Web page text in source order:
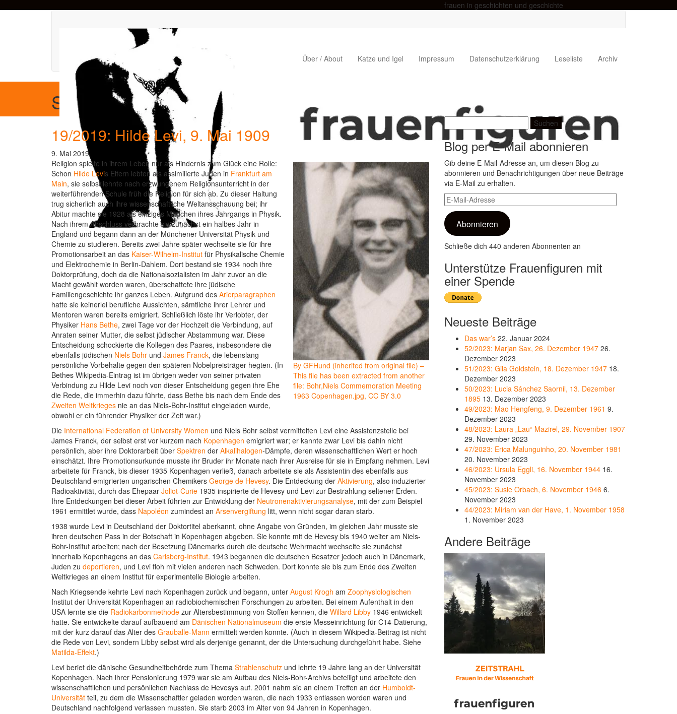
frauen in geschichten und geschichte
Über / About Katze und Igel Impressum Datenschutzerklärung Leseliste Archiv
Schlagwort:humboldt-universität
19/2019: Hilde Levi, 9. Mai 1909
9. Mai 2019
By GFHund (inherited from original file) –
This file has been extracted from another
file: Bohr,Niels Commemoration Meeting
1963 Copenhagen.jpg, CC BY 3.0
Religion spielte in ihrem Leben nur als Hindernis zum Glück eine Rolle:
Schon Hilde Levis Eltern lebten als assimilierte Juden in Frankfurt am
Main, sie selbst lehnte nach erzwungenem Religionsunterricht in der
weiterführenden Schule früh die Religion für sich ab. Zu dieser Haltung
trug sicherlich auch ihre wissenschaftliche Weltansschauung bei; ihr
Abitur machte sie 1928 als einziges Mädchen ihres Jahrgangs in Physik.
Nach ihrem Abschluss verbrachte sie zunächst ein halbes Jahr in
England und begann dann an der Münchener Universität Physik und
Chemie zu studieren. Bereits zwei Jahre später wechselte sie für ihre
Promotionsarbeit an das Kaiser-Wilhelm-Institut für Physikalische Chemie
und Elektrochemie in Berlin-Dahlem. Dort bestand sie 1934 noch ihre
Doktorprüfung, doch da die Nationalsozialisten im Jahr zuvor an die
Macht gewählt worden waren, überschattete ihre jüdische
Familiengeschichte ihr ganzes Leben. Aufgrund des Arierparagraphen
hatte sie keinerlei berufliche Aussichten, sämtliche ihrer Lehrer und
Mentoren waren bereits emigriert. Schließlich löste ihr Verlobter, der
Physiker Hans Bethe, zwei Tage vor der Hochzeit die Verbindung, auf
Anraten seiner Mutter, die selbst jüdischer Abstammung war. Diese
Entscheidung schockierte die Kollegen des Paares, insbesondere die
ebenfalls jüdischen Niels Bohr und James Franck, die lebenslang
persönliche Vorbehalte gegen den späteren Nobelpreisträger hegten. (In
Bethes Wikipedia-Eintrag ist im übrigen weder von seiner privaten
Verbindung zu Hilde Levi noch von dieser Entscheidung gegen ihre Ehe
die Rede, die immerhin dazu führte, dass Bethe bis nach dem Ende des
Zweiten Weltkrieges nie an das Niels-Bohr-Institut eingeladen wurde,
obwohl er ein führender Physiker der Zeit war.)
Die International Federation of University Women und Niels Bohr selbst vermittelten Levi eine Assistenzstelle bei
James Franck, der selbst erst vor kurzem nach Kopenhagen emigriert war; er kannte zwar Levi bis dahin nicht
persönlich, aber ihre Doktorarbeit über Spektren der Alkalihalogen-Dämpfe, deren wissenschaftlichen Wert er hoch
einschätzt. Ihre Promotionsurkunde musste ihr Bruder ihr Monate nach ihrer Ausreise für sie in Empfang nehmen. Levi
arbeitete für Franck, bis dieser 1935 Kopenhagen verließ, danach arbeitete sie als Assistentin des ebenfalls aus
Deutschland emigrierten ungarischen Chemikers George de Hevesy. Die Entdeckung der Aktivierung, also induzierter
Radioaktivität, durch das Ehepaar Joliot-Curie 1935 inspirierte de Hevesy und Levi zur Bestrahlung seltener Erden.
Ihre Entdeckungen bei dieser Arbeit führten zur Entwicklung der Neutronenaktivierungsanalyse, mit der zum Beispiel
1961 ermittlet wurde, dass Napoléon zumindest an Arsenvergiftung litt, wenn nicht sogar daran starb.
1938 wurde Levi in Deutschland der Doktortitel aberkannt, ohne Angabe von Gründen, im gleichen Jahr musste sie
ihren deutschen Pass in der Botschaft in Kopenhagen abgeben. Sie konnte mit de Hevesy bis 1940 weiter am Niels-
Bohr-Institut arbeiten; nach der Besetzung Dänemarks durch die deutsche Wehrmacht wechselte sie zunächst
innerhalb Kopenhagens an das Carlsberg-Institut. 1943 begannen die deutschen Besatzer jedoch auch in Dänemark,
Juden zu deportieren, und Levi floh mit vielen anderen nach Schweden. Dort konnte sie bis zum Ende des Zweiten
Weltkrieges an einem Institut für experimentelle Biologie arbeiten.
Nach Kriegsende kehrte Levi nach Kopenhagen zurück und begann, unter August Krogh am Zoophysiologischen
Institut der Universität Kopenhagen an radiobiochemischen Forschungen zu arbeiten. Bei einem Aufenthalt in den
USA lernte sie die Radiokarbonmethode zur Altersbestimmung von Stoffen kennen, die Willard Libby 1946 entwickelt
hatte. Sie entwickelte darauf aufbauend am Dänischen Nationalmuseum die erste Messeinrichtung für C14-Datierung,
mit der kurz darauf das Alter des Grauballe-Mann ermittelt werden konnte. (Auch in diesem Wikipedia-Beitrag ist nicht
die Rede von Levi, sondern Libby selbst wird als derjenige genannt, der die Untersuchung durchgeführt habe. Siehe
Matilda-Effekt.)
Levi beriet die dänische Gesundheitbehörde zum Thema Strahlenschutz und lehrte 19 Jahre lang an der Universität
Kopenhagen. Nach ihrer Pensionierung 1979 war sie am Aufbau des Niels-Bohr-Archivs beteiligt und arbeitete den
wissenschaftlichen und persönlichen Nachlass de Hevesys auf. 2001 nahm sie an einem Treffen an der Humboldt-
Universität teil, zu dem die Wissenschaftler geladen worden waren, die nach 1933 entlassen worden waren und
Deutschland nachfolgend verlassen mussten. Sie starb 2003 im Alter von 94 Jahren in Kopenhagen.
nach:
Blog per E-Mail abonnieren
Gib deine E-Mail-Adresse an, um diesen Blog zu
abonnieren und Benachrichtigungen über neue Beiträge
via E-Mail zu erhalten.
E-
Mail-
Adresse
Abonnieren
Schließe dich 440 anderen Abonnenten an
Unterstütze Frauenfiguren mit
einer Spende
Neueste Beiträge
Das war’s 22. Januar 2024
52/2023: Marjan Sax, 26. Dezember 1947 26.
Dezember 2023
51/2023: Gila Goldstein, 18. Dezember 1947 18.
Dezember 2023
50/2023: Lucia Sánchez Saornil, 13. Dezember
1895 13. Dezember 2023
49/2023: Mao Hengfeng, 9. Dezember 1961 9.
Dezember 2023
48/2023: Laura „Lau“ Mazirel, 29. November 1907
29. November 2023
47/2023: Erica Malunguinho, 20. November 1981
20. November 2023
46/2023: Ursula Eggli, 16. November 1944 16.
November 2023
45/2023: Susie Orbach, 6. November 1946 6.
November 2023
44/2023: Miriam van der Have, 1. November 1958
1. November 2023
Andere Beiträge